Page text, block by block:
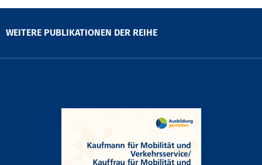
WEITERE PUBLIKATIONEN DER REIHE